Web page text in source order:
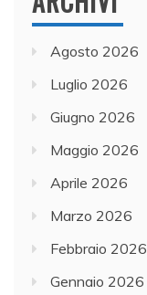
Agosto 2026
Luglio 2026
Giugno 2026
Maggio 2026
Aprile 2026
Marzo 2026
Febbraio 2026
Gennaio 2026